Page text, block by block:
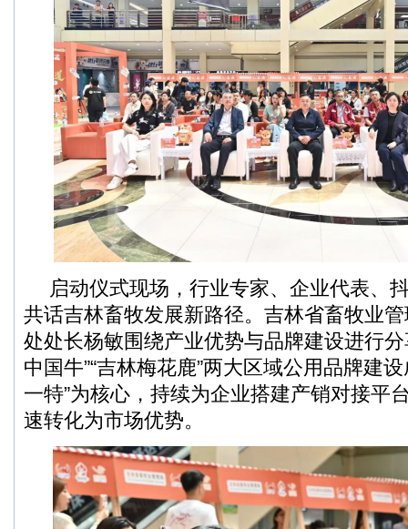
启动仪式现场，行业专家、企业代表、
共话吉林畜牧发展新路径。吉林省畜牧业
处处长杨敏围绕产业优势与品牌建设进行
中国牛”“吉林梅花鹿”两大区域公用品牌建
一特”为核心，持续为企业搭建产销对接平
速转化为市场优势。